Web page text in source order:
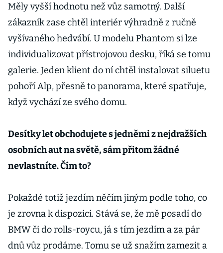
Měly vyšší hodnotu než vůz samotný. Další
zákazník zase chtěl interiér výhradně z ručně
vyšívaného hedvábí. U modelu Phantom si lze
individualizovat přístrojovou desku, říká se tomu
galerie. Jeden klient do ní chtěl instalovat siluetu
pohoří Alp, přesně to panorama, které spatřuje,
když vychází ze svého domu.
Desítky let obchodujete s jedněmi z nejdražších
osobních aut na světě, sám přitom žádné
nevlastníte. Čím to?
Pokaždé totiž jezdím něčím jiným podle toho, co
je zrovna k dispozici. Stává se, že mě posadí do
BMW či do rolls-roycu, já s tím jezdím a za pár
dnů vůz prodáme. Tomu se už snažím zamezit a